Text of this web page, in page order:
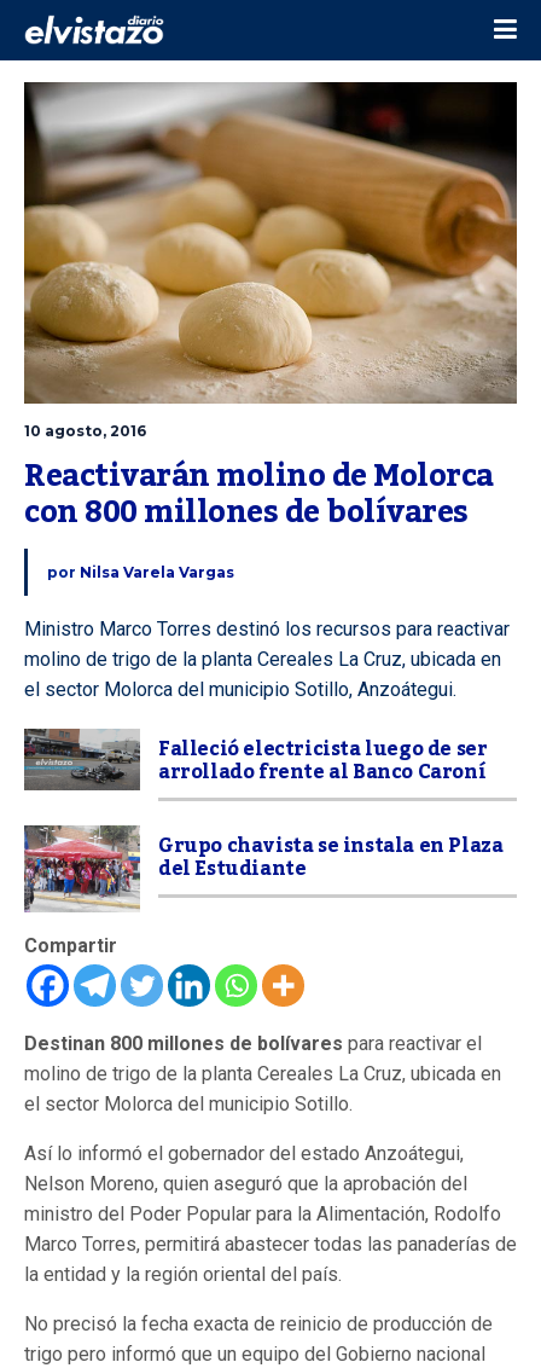
10 agosto, 2016
Reactivarán molino de Molorca
con 800 millones de bolívares
por Nilsa Varela Vargas
Ministro Marco Torres destinó los recursos para reactivar
molino de trigo de la planta Cereales La Cruz, ubicada en
el sector Molorca del municipio Sotillo, Anzoátegui.
Falleció electricista luego de ser
arrollado frente al Banco Caroní
Grupo chavista se instala en Plaza
del Estudiante
Compartir
Destinan 800 millones de bolívares para reactivar el
molino de trigo de la planta Cereales La Cruz, ubicada en
el sector Molorca del municipio Sotillo.
Así lo informó el gobernador del estado Anzoátegui,
Nelson Moreno, quien aseguró que la aprobación del
ministro del Poder Popular para la Alimentación, Rodolfo
Marco Torres, permitirá abastecer todas las panaderías de
la entidad y la región oriental del país.
No precisó la fecha exacta de reinicio de producción de
trigo pero informó que un equipo del Gobierno nacional